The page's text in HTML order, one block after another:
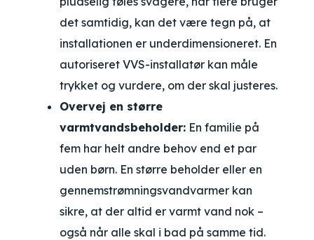
det samtidig, kan det være tegn på, at
installationen er underdimensioneret. En
autoriseret VVS-installatør kan måle
trykket og vurdere, om der skal justeres.
Overvej en større
varmtvandsbeholder: En familie på
fem har helt andre behov end et par
uden børn. En større beholder eller en
gennemstrømningsvandvarmer kan
sikre, at der altid er varmt vand nok –
også når alle skal i bad på samme tid.